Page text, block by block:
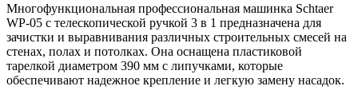
Многофункциональная профессиональная машинка Schtaer
WP-05 с телескопической ручкой 3 в 1 предназначена для
зачистки и выравнивания различных строительных смесей на
стенах, полах и потолках. Она оснащена пластиковой
тарелкой диаметром 390 мм с липучками, которые
обеспечивают надежное крепление и легкую замену насадок.